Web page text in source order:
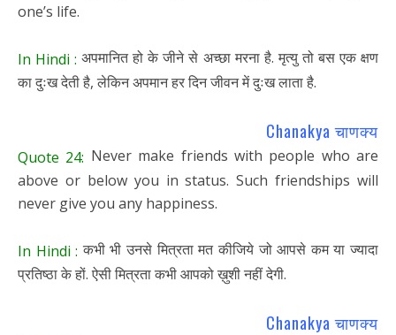
one’s life.
In Hindi : अपमानित हो के जीने से अच्छा मरना है. मृत्यु तो बस एक क्षण
का दुःख देती है, लेकिन अपमान हर दिन जीवन में दुःख लाता है.
Chanakya चाणक्य
Quote 24: Never make friends with people who are
above or below you in status. Such friendships will
never give you any happiness.
In Hindi : कभी भी उनसे मित्रता मत कीजिये जो आपसे कम या ज्यादा
प्रतिष्ठा के हों. ऐसी मित्रता कभी आपको ख़ुशी नहीं देगी.
Chanakya चाणक्य